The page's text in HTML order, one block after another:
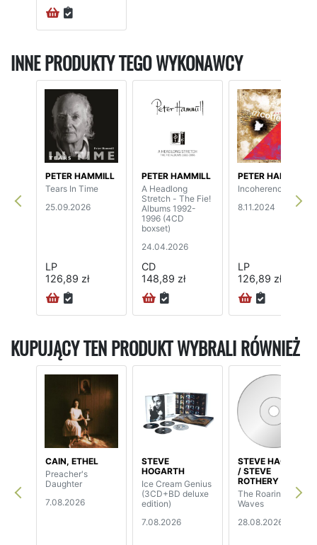
INNE PRODUKTY TEGO WYKONAWCY
PETER HAMMILL
Tears In Time
25.09.2026
LP
126,89 zł
PETER HAMMILL
A Headlong
Stretch - The Fie!
Albums 1992-
1996 (4CD
boxset)
24.04.2026
CD
148,89 zł
PETER HAMMILL
Incoherence
8.11.2024
LP
126,89 zł
KUPUJĄCY TEN PRODUKT WYBRALI RÓWNIEŻ
CAIN, ETHEL
Preacher's
Daughter
7.08.2026
STEVE
HOGARTH
Ice Cream Genius
(3CD+BD deluxe
edition)
7.08.2026
STEVE HACKETT
/ STEVE
ROTHERY
The Roaring
Waves
28.08.2026